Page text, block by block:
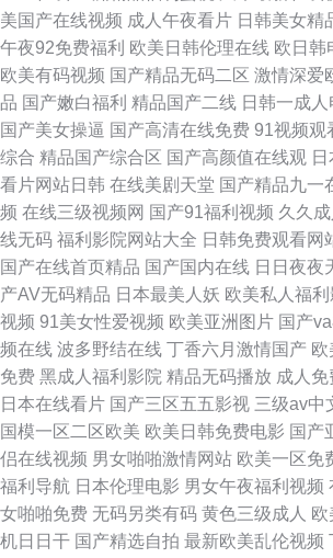
美国产在线视频 成人午夜看片 日韩美女精
午夜92免费福利 欧美日韩伦理在线 欧日韩
欧美有码视频 国产精品无码二区 激情深爱
品 国产嫩白福利 精品国产二线 日韩一成人
国产美女操逼 国产高清在线免费 91视频观
综合 精品国产综合区 国产高颜值在线观
看片网站日韩 在线美剧天堂 国产精品九一
频 在线三级视频网 国产91福利视频 久久
线无码 福利影院网站大全 日韩免费观看网
国产在线首页精品 国产国内在线 日日夜夜
产AV无码精品 日本最美人妖 欧美私人福利
视频 91美女性爱视频 欧美亚洲图片 国产
频在线 波多野结在线 丁香六月激情国产 欧
免费 黑成人福利影院 精品无码播放 成人
日本在线看片 国产三区五五影视 三级av中
国模一区二区欧美 欧美日韩免费电影 国产
侣在线视频 男女啪啪激情网站 欧美一区免
福利导航 日本伦理电影 男女午夜福利视频
女啪啪免费 无码另类有码 黄色三级成人 欧
机日日干 国产精选自拍 最新欧美乱伦视频